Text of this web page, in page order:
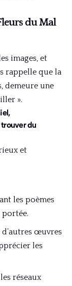
du Mal
images, et
rappelle que la
demeure une
».
trouver du
et
les poèmes
d’autres œuvres
les
réseaux